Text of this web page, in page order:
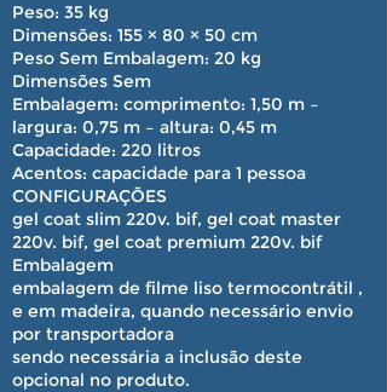
Peso: 35 kg
Dimensões: 155 × 80 × 50 cm
Peso Sem Embalagem: 20 kg
Dimensões Sem
Embalagem: comprimento: 1,50 m –
largura: 0,75 m – altura: 0,45 m
Capacidade: 220 litros
Acentos: capacidade para 1 pessoa
CONFIGURAÇÕES
gel coat slim 220v. bif, gel coat master
220v. bif, gel coat premium 220v. bif
Embalagem
embalagem de filme liso termocontrátil ,
e em madeira, quando necessário envio
por transportadora
sendo necessária a inclusão deste
opcional no produto.